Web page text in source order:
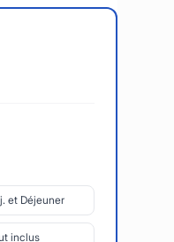
et Déjeuner
inclus